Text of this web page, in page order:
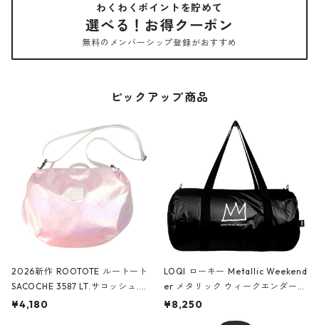
わくわくポイントを貯めて
選べる！お得クーポン
無料のメンバーシップ登録がおすすめ
ピックアップ商品
2026新作 ROOTOTE ルートート
SACOCHE 3587 LT.サコッシュ.ル
ミエ-B ショルダーバッグ グロスピ
¥4,180
LOQI ローキー Metallic Weekend
er メタリック ウィークエンダー
ボストンバッグ ショルダーバッグ
¥8,250